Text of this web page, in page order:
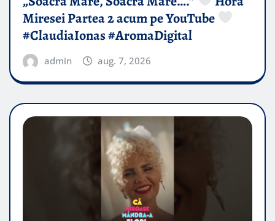
Miresei Partea 2 acum pe YouTube
#ClaudiaIonas #AromaDigital
admin aug. 7, 2026